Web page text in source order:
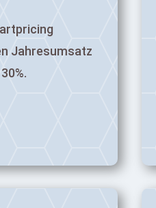
Jahresumsatz